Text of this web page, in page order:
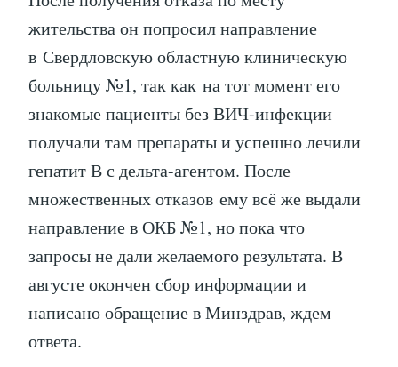
жительства он попросил направление
в Свердловскую областную клиническую
больницу №1, так как на тот момент его
знакомые пациенты без ВИЧ-инфекции
получали там препараты и успешно лечили
гепатит В с дельта-агентом. После
множественных отказов ему всё же выдали
направление в ОКБ №1, но пока что
запросы не дали желаемого результата. В
августе окончен сбор информации и
написано обращение в Минздрав, ждем
ответа.